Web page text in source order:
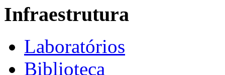
Infraestrutura
Laboratórios
Biblioteca